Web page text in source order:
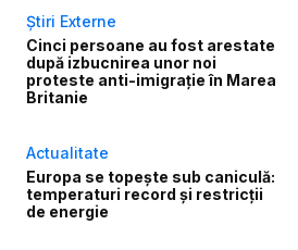
Știri Externe
Cinci persoane au fost arestate
după izbucnirea unor noi
proteste anti-imigrație în Marea
Britanie
Actualitate
Europa se topește sub caniculă:
temperaturi record și restricții
de energie